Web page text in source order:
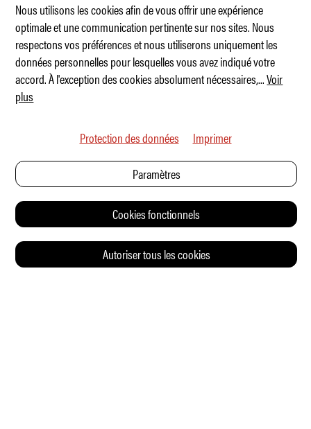
Un buggy électrique à l'âme rétro
Nous utilisons les cookies afin de vous offrir une expérience
optimale et une communication pertinente sur nos sites. Nous
respectons vos préférences et nous utiliserons uniquement les
données personnelles pour lesquelles vous avez indiqué votre
accord. À l'exception des cookies absolument nécessaires,...Voir
plus
Protection des données Imprimer
Paramètres
Cookies fonctionnels
Autoriser tous les cookies